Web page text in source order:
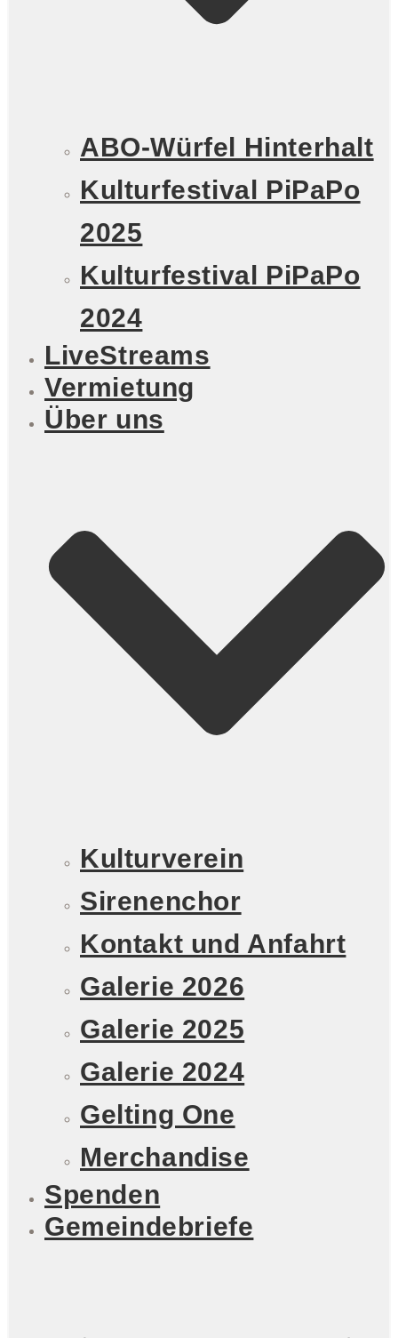
ABO-Würfel Hinterhalt
Kulturfestival PiPaPo
2025
Kulturfestival PiPaPo
2024
LiveStreams
Vermietung
Über uns
Kulturverein
Sirenenchor
Kontakt und Anfahrt
Galerie 2026
Galerie 2025
Galerie 2024
Gelting One
Merchandise
Spenden
Gemeindebriefe